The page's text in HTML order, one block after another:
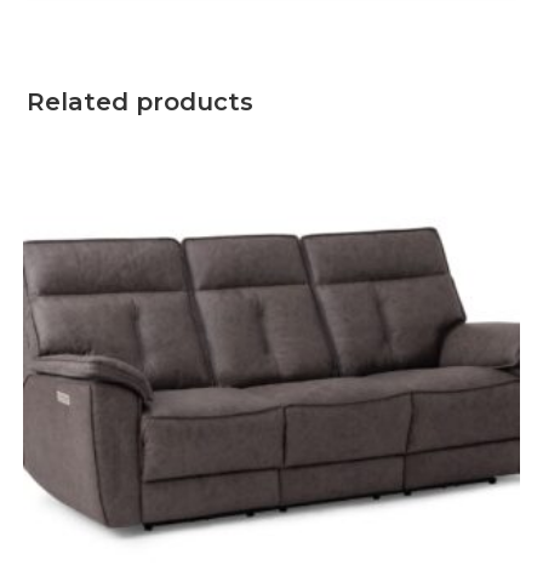
Related products